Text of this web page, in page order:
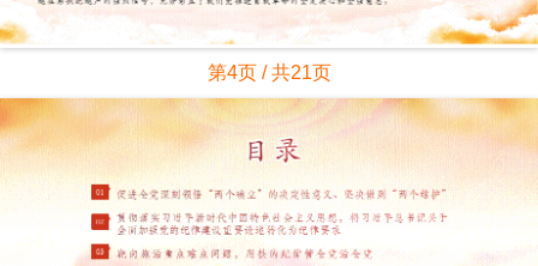
第4页 / 共21页